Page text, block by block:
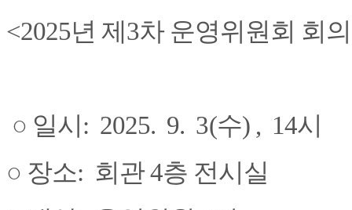
<2025년 제3차 운영위원회 회
○ 일시: 2025. 9. 3(수) , 14시
○​ 장소: 회관 4층 전시실